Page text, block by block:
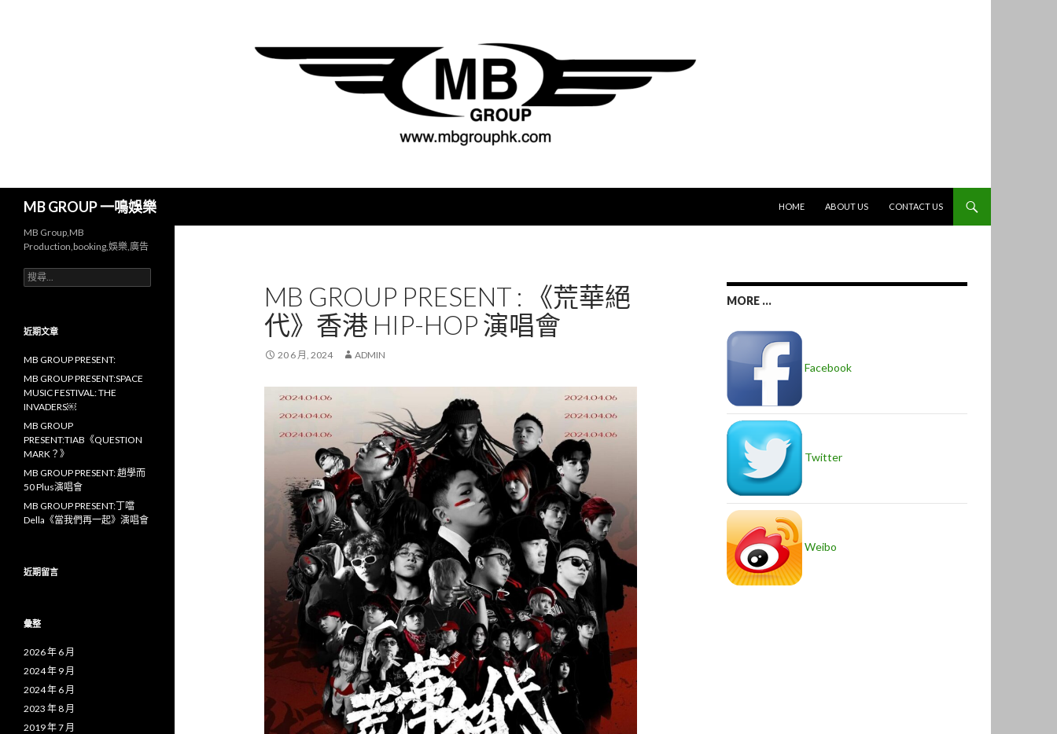
MB GROUP 一鳴娛樂
HOME
ABOUT US CONTACT US
MB GROUP PRESENT : 《荒華絕
代》香港 HIP-HOP 演唱會
20 6 月, 2024 ADMIN
MORE ...
Facebook
Twitter
Weibo
MB Group,MB
Production,booking,娛樂,廣告
搜
尋
字:
近期文章
MB GROUP PRESENT:
MB GROUP PRESENT:SPACE
MUSIC FESTIVAL: THE
INVADERS￼
MB GROUP
PRESENT:TIAB《QUESTION
MARK？》
MB GROUP PRESENT: 趙學而
50 Plus演唱會
MB GROUP PRESENT:丁噹
Della《當我們再一起》演唱會
近期留言
彙整
2026 年 6 月
2024 年 9 月
2024 年 6 月
2023 年 8 月
2019 年 7 月